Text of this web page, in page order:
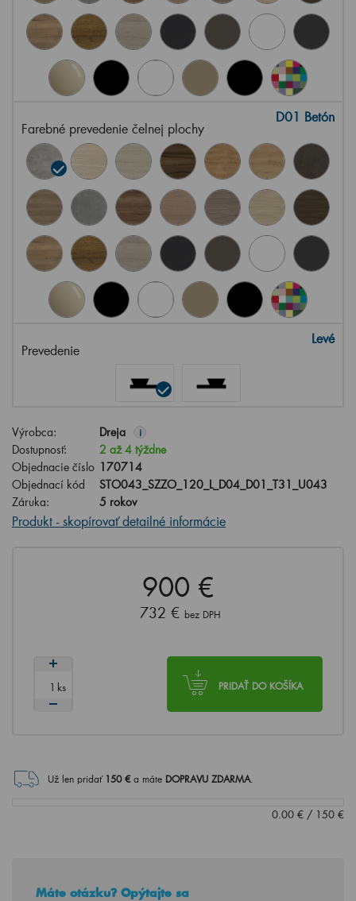
Farebné prevedenie čelnej plochy
D01 Betón
Prevedenie
Levé
Výrobca: Dreja i
Dostupnosť:
2 až 4 týždne
Objednacie číslo 170714
Objednací kód
STO043_SZZO_120_L_D04_D01_T31_U043
Záruka:
5 rokov
Produkt - skopírovať detailné informácie
900 €
732 € bez DPH
PRIDAŤ DO KOŠÍKA
ks
Už len pridať 150€ a máte DOPRAVU ZDARMA.
0.00 € / 150 €
Máte otázku? Opýtajte sa